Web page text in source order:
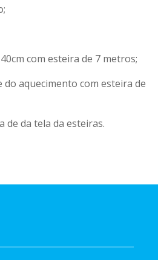
com esteira de 7 metros;
aquecimento com esteira de
de da tela da esteiras.